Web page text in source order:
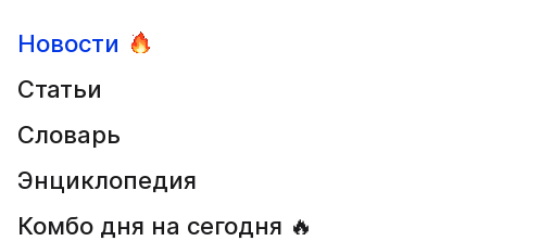
Новости
Статьи
Словарь
Энциклопедия
Комбо дня на сегодня 🔥